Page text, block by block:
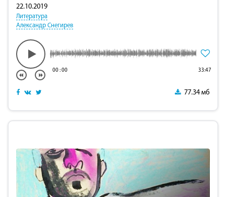
22.10.2019
Литература
Александр Снегирев
00:00 33:47
77.34 мб